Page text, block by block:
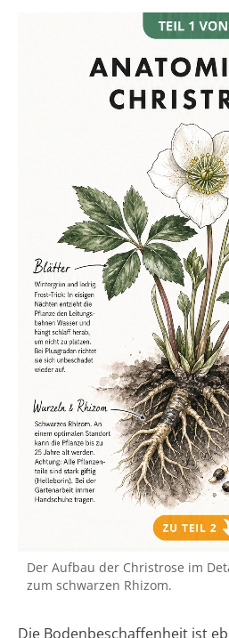
Der Aufbau der Christrose im
zum schwarzen Rhizom.
Die Bodenbeschaffenheit ist